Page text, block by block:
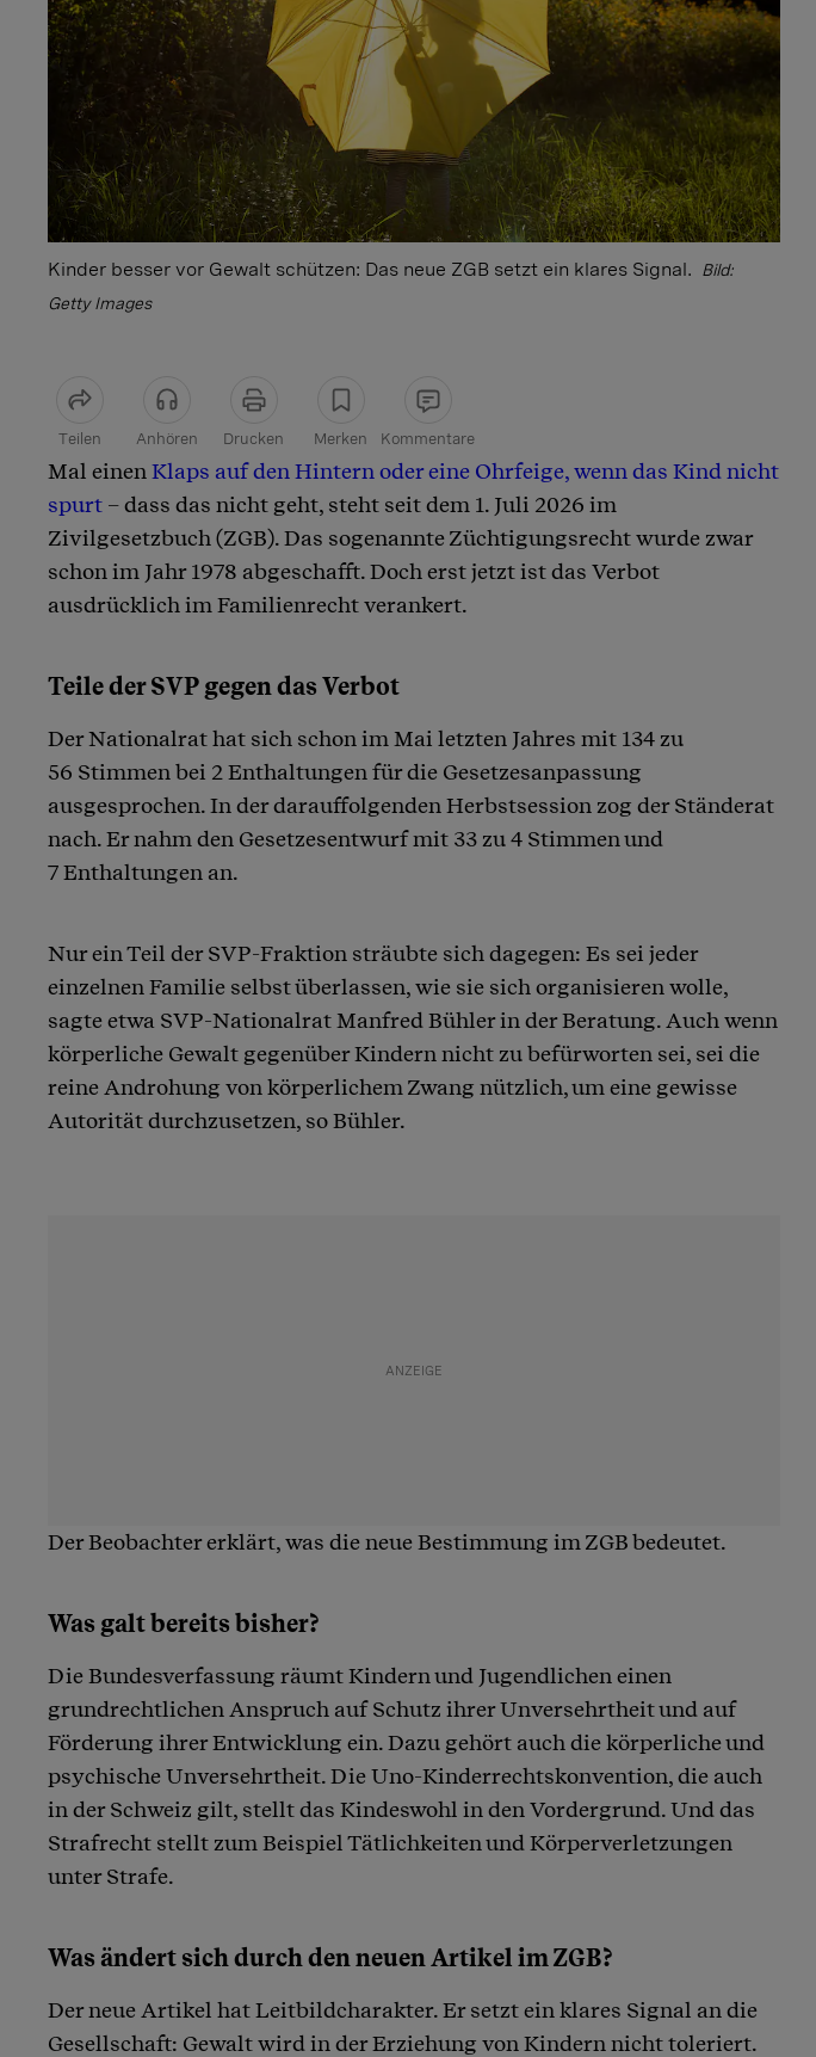
Kinder besser vor Gewalt schützen: Das neue ZGB setzt ein klares Signal.
Bild:
Getty Images
Teilen Anhören Drucken Merken Kommentare
Artikel teilen
Mal einen Klaps auf den Hintern oder eine Ohrfeige, wenn das Kind nicht
spurt – dass das nicht geht, steht seit dem 1. Juli 2026 im
Zivilgesetzbuch (ZGB). Das sogenannte Züchtigungsrecht wurde zwar
schon im Jahr 1978 abgeschafft. Doch erst jetzt ist das Verbot
ausdrücklich im Familienrecht verankert.
Teile der SVP gegen das Verbot
Der Nationalrat hat sich schon im Mai letzten Jahres mit 134 zu
56 Stimmen bei 2 Enthaltungen für die Gesetzesanpassung
ausgesprochen. In der darauffolgenden Herbstsession zog der Ständerat
nach. Er nahm den Gesetzesentwurf mit 33 zu 4 Stimmen und
7 Enthaltungen an.
Nur ein Teil der SVP-Fraktion sträubte sich dagegen: Es sei jeder
einzelnen Familie selbst überlassen, wie sie sich organisieren wolle,
sagte etwa SVP-Nationalrat Manfred Bühler in der Beratung. Auch wenn
körperliche Gewalt gegenüber Kindern nicht zu befürworten sei, sei die
reine Androhung von körperlichem Zwang nützlich, um eine gewisse
Autorität durchzusetzen, so Bühler.
Der Beobachter erklärt, was die neue Bestimmung im ZGB bedeutet.
Was galt bereits bisher?
Die Bundesverfassung räumt Kindern und Jugendlichen einen
grundrechtlichen Anspruch auf Schutz ihrer Unversehrtheit und auf
Förderung ihrer Entwicklung ein. Dazu gehört auch die körperliche und
psychische Unversehrtheit. Die Uno-Kinderrechtskonvention, die auch
in der Schweiz gilt, stellt das Kindeswohl in den Vordergrund. Und das
Strafrecht stellt zum Beispiel Tätlichkeiten und Körperverletzungen
unter Strafe.
Was ändert sich durch den neuen Artikel im ZGB?
Der neue Artikel hat Leitbildcharakter. Er setzt ein klares Signal an die
Gesellschaft: Gewalt wird in der Erziehung von Kindern nicht toleriert.